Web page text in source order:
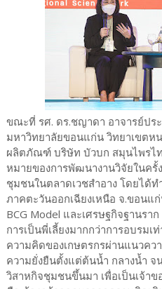
ขณะที่ รศ. ดร.ชญาดา อาจารย์ปร
มหาวิทยาลัยขอนแก่น วิทยาเขต
ผลิตภัณฑ์ บริษัท บัวบก สมุนไพรไท
หมายของการพัฒนางานวิจัยในค
ชุมชนในตลาดเวชสำอาง โดยได้
ภาคตะวันออกเฉียงเหนือ จ.ขอนแ
BCG Model และเศรษฐกิจฐานรา
การเป็นพี่เลี้ยงมากกว่าการอบรม
ความคิดของเกษตรกรผ่านแนวคว
ความยั่งยืนตั้งแต่ต้นน้ำ กลางน้ำ จ
วิสาหกิจชุมชนขึ้นมา เพื่อเป็นเจ้า